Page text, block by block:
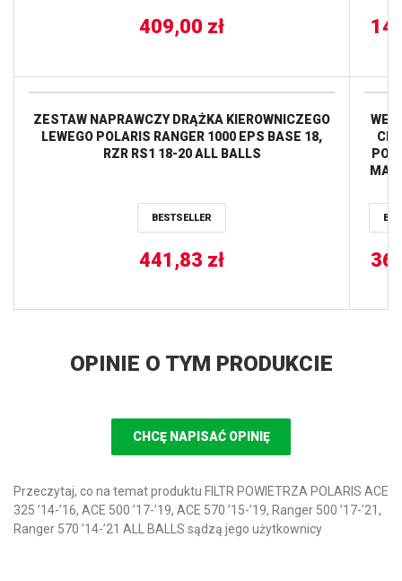
409,00 zł
ZESTAW NAPRAWCZY DRĄŻKA KIEROWNICZEGO
LEWEGO POLARIS RANGER 1000 EPS BASE 18,
RZR RS1 18-20 ALL BALLS
BESTSELLER
441,83 zł
OPINIE O TYM PRODUKCIE
CHCĘ NAPISAĆ OPINIĘ
Przeczytaj, co na temat produktu FILTR POWIETRZA POLARIS ACE
325 ’14-’16, ACE 500 ’17-’19, ACE 570 ’15-’19, Ranger 500 ’17-’21,
Ranger 570 ’14-’21 ALL BALLS sądzą jego użytkownicy